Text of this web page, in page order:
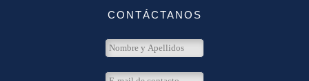
CONTÁCTANOS